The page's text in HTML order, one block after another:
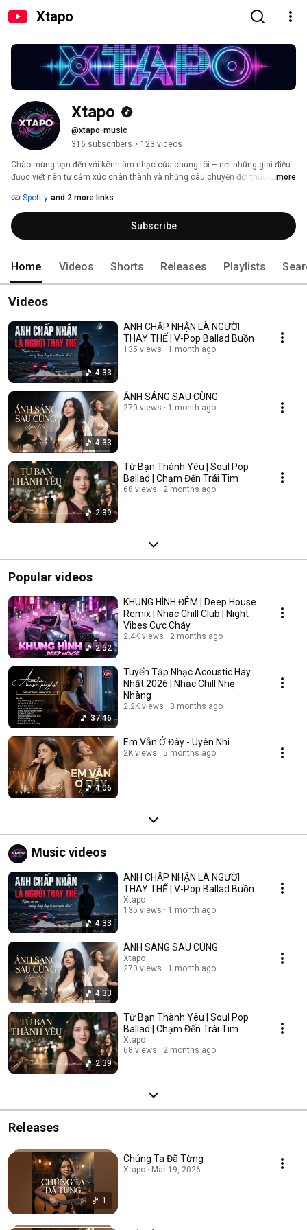
Xtapo
Xtapo
@xtapo-music
316 subscribers • 123 videos
Chào mừng bạn đến với kênh âm nhạc của chúng tôi – nơi những giai điệu
được viết nên từ cảm xúc chân thành và những câu chuyện đời thường. Mỗi
mong rằng sẽ chạm đến trái tim và mang lại sự đồng cảm cho bạn. Hãy
cùng lắng nghe và cảm nhận nhé!
...more
Spotify and 2 more links
Subscribe
Home Videos Shorts Releases Playlists
Videos
4:33
ANH CHẤP NHẬN LÀ NGƯỜI
THAY THẾ | V-Pop Ballad Buồn
135 views 1 month ago
4:33
ÁNH SÁNG SAU CÙNG
270 views 1 month ago
2:39
Từ Bạn Thành Yêu | Soul Pop
Ballad | Chạm Đến Trái Tim
68 views 2 months ago
Popular videos
2:52
KHUNG HÌNH ĐÊM | Deep House
Remix | Nhạc Chill Club | Night
Vibes Cực Cháy
2.4K views 2 months ago
37:46
Tuyển Tập Nhạc Acoustic Hay
Nhất 2026 | Nhạc Chill Nhẹ
Nhàng
2.2K views 3 months ago
4:06
Em Vẫn Ở Đây - Uyên Nhi
2K views 5 months ago
Music videos
4:33
ANH CHẤP NHẬN LÀ NGƯỜI
THAY THẾ | V-Pop Ballad Buồn
Xtapo
135 views
1 month ago
4:33
ÁNH SÁNG SAU CÙNG
Xtapo
270 views
1 month ago
2:39
Từ Bạn Thành Yêu | Soul Pop
Ballad | Chạm Đến Trái Tim
Xtapo
68 views
2 months ago
Releases
1
Chúng Ta Đã Từng
Xtapo · Mar 19, 2026